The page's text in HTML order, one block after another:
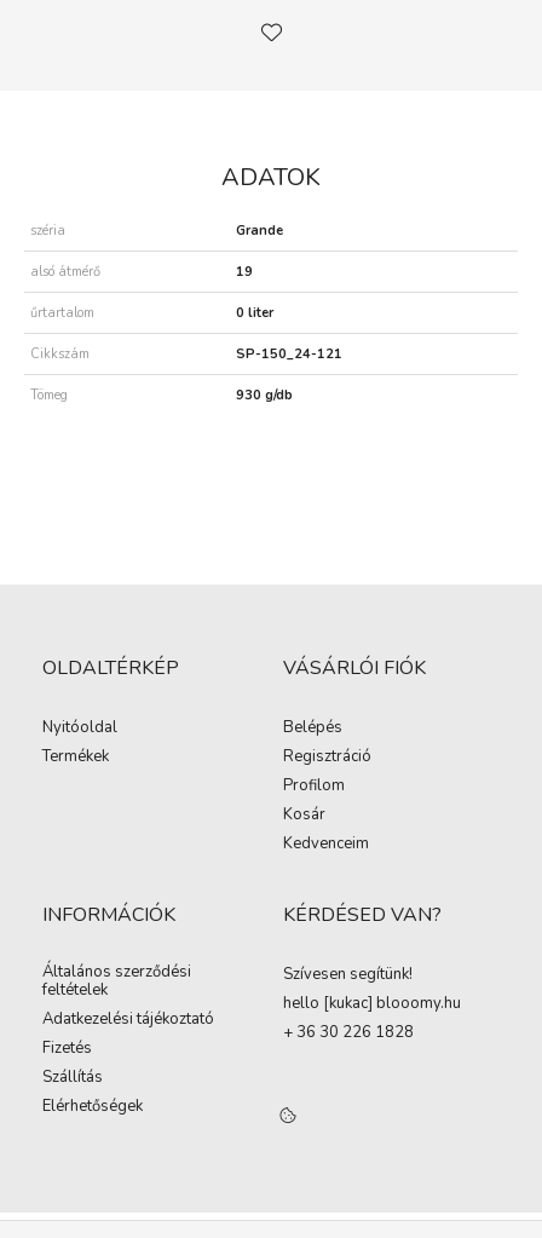
ADATOK
széria Grande
alsó átmérő 19
űrtartalom 0 liter
Cikkszám SP-150_24-121
Tömeg 930 g/db
OLDALTÉRKÉP
Nyitóoldal
Termékek
VÁSÁRLÓI FIÓK
Belépés
Regisztráció
Profilom
Kosár
Kedvenceim
INFORMÁCIÓK
Általános szerződési
feltételek
Adatkezelési tájékoztató
Fizetés
Szállítás
Elérhetőségek
KÉRDÉSED VAN?
Szívesen segítünk!
hello [kukac] blooomy.hu
+ 36 30 226 1828